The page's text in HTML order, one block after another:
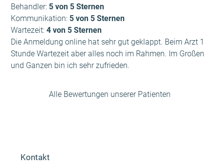
Behandler: 5 von 5 Sternen
Kommunikation: 5 von 5 Sternen
Wartezeit:4 von 5 Sternen
Die Anmeldung online hat sehr gut geklappt. Beim Arzt 1
Stunde Wartezeit aber alles noch im Rahmen. Im Großen
und Ganzen bin ich sehr zufrieden.
Alle Bewertungen unserer Patienten
Kontakt